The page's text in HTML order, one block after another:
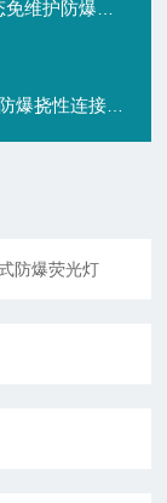
LED50g
不锈钢挠性连接管